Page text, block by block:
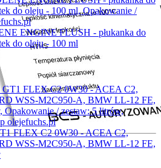
ENGINE FLUSH - płukanka do
do oleju - 100 ml
FLEX C2 0W30 - ACEA C2,
WSS-M2C950-A, BMW LL-12 FE,